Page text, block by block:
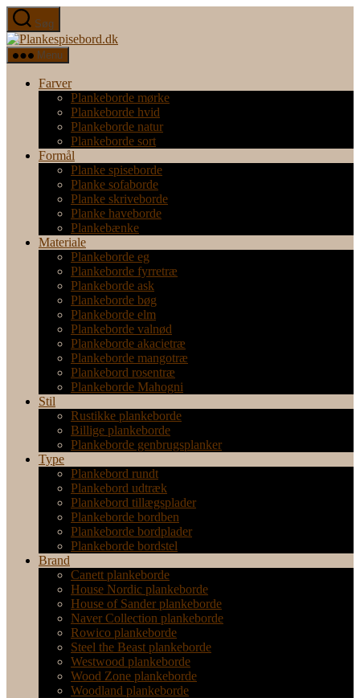
Spring
til
indholdet
Søg
Plankespisebord.dk
Menu
Farver
Plankeborde mørke
Plankeborde hvid
Plankeborde natur
Plankeborde sort
Formål
Planke spiseborde
Planke sofaborde
Planke skriveborde
Planke haveborde
Plankebænke
Materiale
Plankeborde eg
Plankeborde fyrretræ
Plankeborde ask
Plankeborde bøg
Plankeborde elm
Plankeborde valnød
Plankeborde akacietræ
Plankeborde mangotræ
Plankebord rosentræ
Plankeborde Mahogni
Stil
Rustikke plankeborde
Billige plankeborde
Plankeborde genbrugsplanker
Type
Plankebord rundt
Plankebord udtræk
Plankebord tillægsplader
Plankeborde bordben
Plankeborde bordplader
Plankeborde bordstel
Brand
Canett plankeborde
House Nordic plankeborde
House of Sander plankeborde
Naver Collection plankeborde
Rowico plankeborde
Steel the Beast plankeborde
Westwood plankeborde
Wood Zone plankeborde
Woodland plankeborde